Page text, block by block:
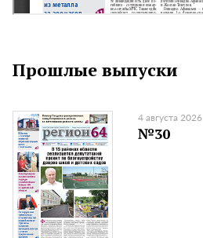
Прошлые выпуски
4 августа 2026
№30